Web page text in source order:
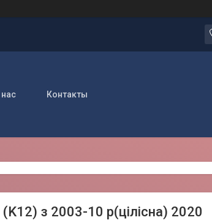
Контакты
з 2003-10 р(цілісна) 2020